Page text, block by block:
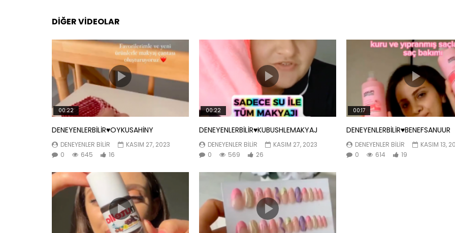
DIĞER VIDEOLAR
00:22
DENEYENLERBİLİR♥️OYKUSAHİNY
DENEYENLER BILIR
KASIM 27, 2023
0
645 16
00:22
DENEYENLERBİLİR♥️KUBUSHLEMAKYAJ
DENEYENLER BILIR
KASIM 27, 2023
0
569 26
00:17
DENEYENLERBİLİR♥️BENEFSANUUR
DENEYENLER BILIR
KASIM 13,
0
614 19